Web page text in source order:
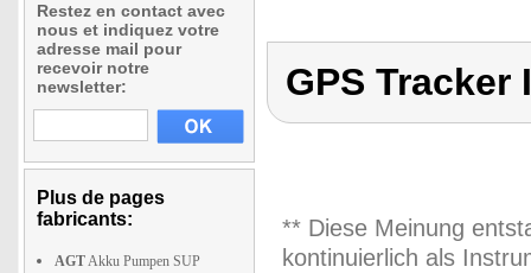
Restez en contact avec
nous et indiquez votre
adresse mail pour
recevoir notre
newsletter:
Plus de pages
fabricants:
AGTAkku Pumpen SUP
GPS Tracker
** Diese Meinung
kontinuierlich als